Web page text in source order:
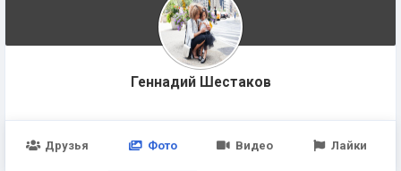
Геннадий Шестаков
Друзья Фото Видео Лайки